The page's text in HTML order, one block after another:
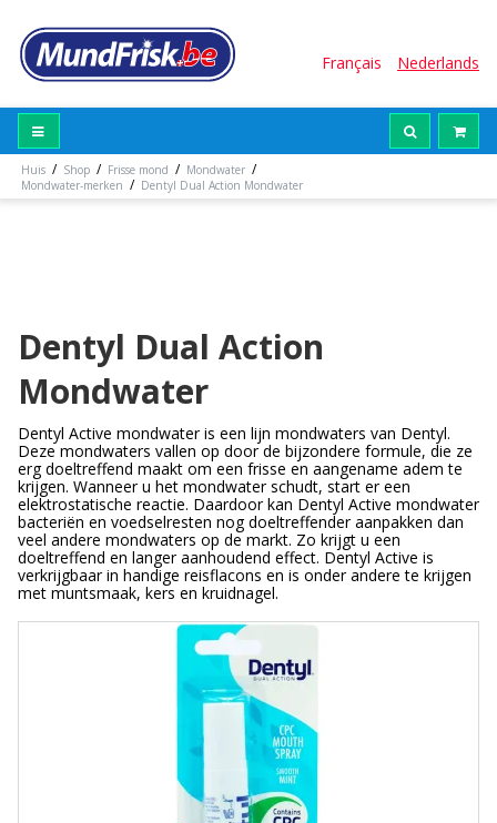
Français Nederlands
Huis / Shop / Frisse mond / Mondwater /
Mondwater-merken / Dentyl Dual Action Mondwater
Dentyl Dual Action
Mondwater
Dentyl Active mondwater is een lijn mondwaters van Dentyl.
Deze mondwaters vallen op door de bijzondere formule, die ze
erg doeltreffend maakt om een frisse en aangename adem te
krijgen. Wanneer u het mondwater schudt, start er een
elektrostatische reactie. Daardoor kan Dentyl Active mondwater
bacteriën en voedselresten nog doeltreffender aanpakken dan
veel andere mondwaters op de markt. Zo krijgt u een
doeltreffend en langer aanhoudend effect. Dentyl Active is
verkrijgbaar in handige reisflacons en is onder andere te krijgen
met muntsmaak, kers en kruidnagel.